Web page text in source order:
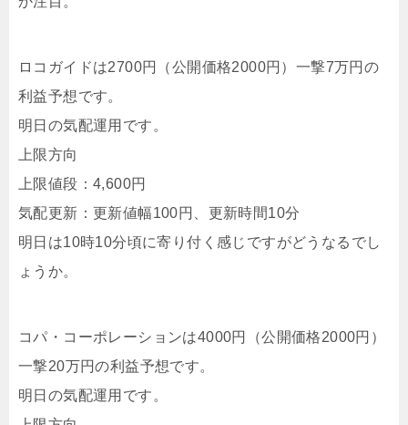
ロコガイドは2700円（公開価格2000円）一撃7万円の
利益予想です。
明日の気配運用です。
上限方向
上限値段：4,600円
気配更新：更新値幅100円、更新時間10分
明日は10時10分頃に寄り付く感じですがどうなるでし
ょうか。
コパ・コーポレーションは4000円（公開価格2000円）
一撃20万円の利益予想です。
明日の気配運用です。